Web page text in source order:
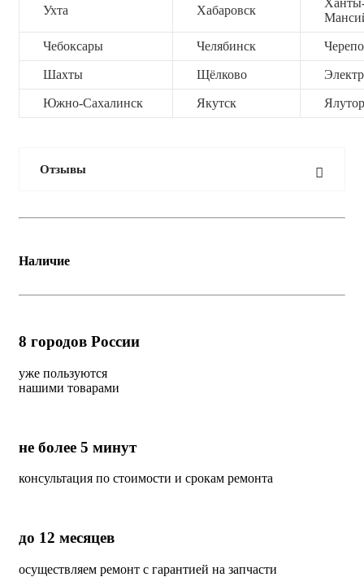
Ухта Хабаровск
Чебоксары Челябинск
Шахты Щёлково
Южно-Сахалинск Якутск
Отзывы
Наличие
8 городов России
уже пользуются
нашими товарами
не более 5 минут
консультация по стоимости и срокам ремонта
до 12 месяцев
осуществляем ремонт с гарантией на запчасти